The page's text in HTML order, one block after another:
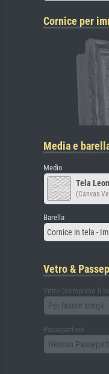
Cornice per
Media e
Medio
Tela
(Canvas
Barella
Cornice in tela -
Vetro &
Vetro (compreso il
Per favore scegli
Passepartout
Nessun